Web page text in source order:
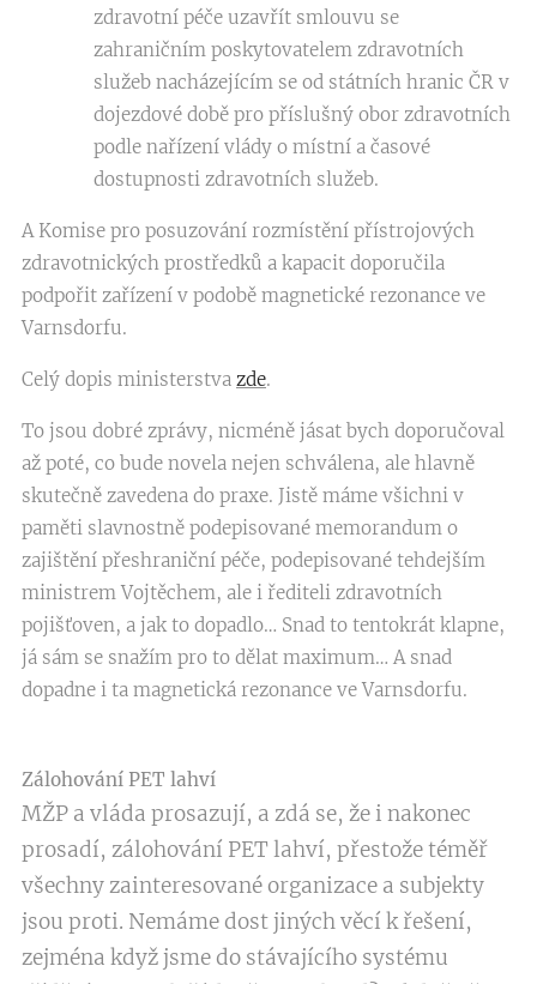
zdravotní péče uzavřít smlouvu se
zahraničním poskytovatelem zdravotních
služeb nacházejícím se od státních hranic ČR v
dojezdové době pro příslušný obor zdravotních
podle nařízení vlády o místní a časové
dostupnosti zdravotních služeb.
A Komise pro posuzování rozmístění přístrojových
zdravotnických prostředků a kapacit doporučila
podpořit zařízení v podobě magnetické rezonance ve
Varnsdorfu.
Celý dopis ministerstva zde.
To jsou dobré zprávy, nicméně jásat bych doporučoval
až poté, co bude novela nejen schválena, ale hlavně
skutečně zavedena do praxe. Jistě máme všichni v
paměti slavnostně podepisované memorandum o
zajištění přeshraniční péče, podepisované tehdejším
ministrem Vojtěchem, ale i řediteli zdravotních
pojišťoven, a jak to dopadlo… Snad to tentokrát klapne,
já sám se snažím pro to dělat maximum… A snad
dopadne i ta magnetická rezonance ve Varnsdorfu.
Zálohování PET lahví
MŽP a vláda prosazují, a zdá se, že i nakonec
prosadí, zálohování PET lahví, přestože téměř
všechny zainteresované organizace a subjekty
jsou proti. Nemáme dost jiných věcí k řešení,
zejména když jsme do stávajícího systému